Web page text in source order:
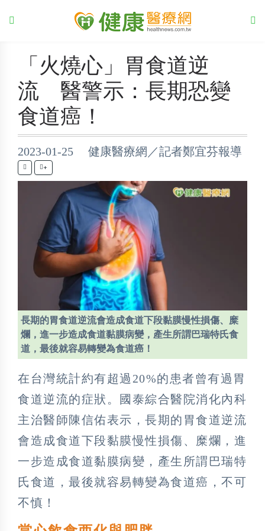
「火燒心」胃食道逆
流 醫警示：長期恐變
食道癌！
2023-01-25 健康醫療網／記者鄭宜芬報導
+
長期的胃食道逆流會造成食道下段黏膜慢性損傷、糜
爛，進一步造成食道黏膜病變，產生所謂巴瑞特氏食
道，最後就容易轉變為食道癌！
在台灣統計約有超過20%的患者曾有過胃
食道逆流的症狀。國泰綜合醫院消化內科
主治醫師陳信佑表示，長期的胃食道逆流
會造成食道下段黏膜慢性損傷、糜爛，進
一步造成食道黏膜病變，產生所謂巴瑞特
氏食道，最後就容易轉變為食道癌，不可
不慎！